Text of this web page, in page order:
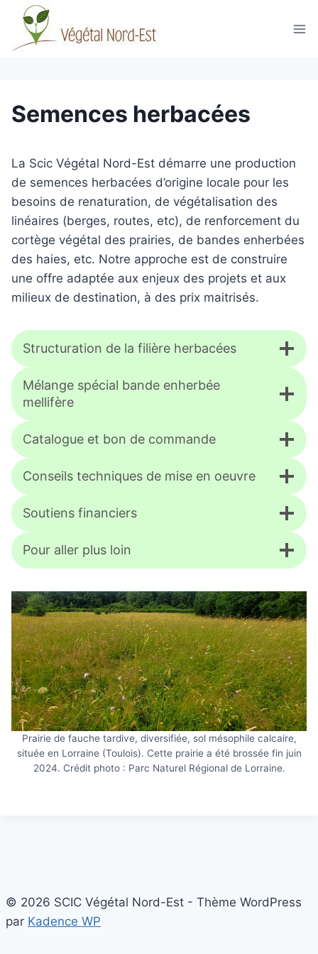
Aller
contenu
Semences herbacées
La Scic Végétal Nord-Est démarre une production
de semences herbacées d’origine locale pour les
besoins de renaturation, de végétalisation des
linéaires (berges, routes, etc), de renforcement du
cortège végétal des prairies, de bandes enherbées
des haies, etc. Notre approche est de construire
une offre adaptée aux enjeux des projets et aux
milieux de destination, à des prix maitrisés.
Structuration de la filière herbacées
Mélange spécial bande enherbée
mellifère
Catalogue et bon de commande
Conseils techniques de mise en oeuvre
Soutiens financiers
Pour aller plus loin
Prairie de fauche tardive, diversifiée, sol mésophile calcaire,
située en Lorraine (Toulois). Cette prairie a été brossée fin juin
2024. Crédit photo : Parc Naturel Régional de Lorraine.
© 2026 SCIC Végétal Nord-Est - Thème WordPress
par Kadence WP